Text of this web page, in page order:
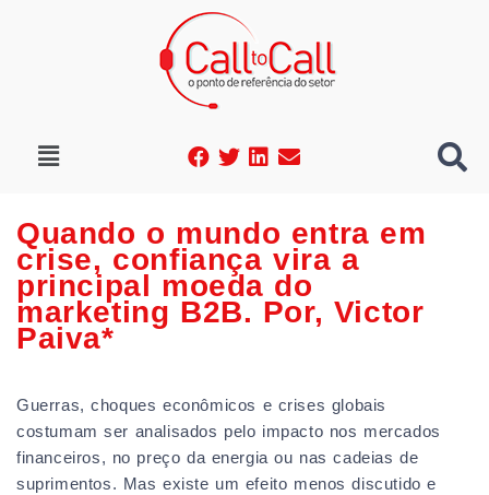
Quando o mundo entra em
crise, confiança vira a
principal moeda do
marketing B2B. Por, Victor
Paiva*
Guerras, choques econômicos e crises globais
costumam ser analisados pelo impacto nos mercados
financeiros, no preço da energia ou nas cadeias de
suprimentos. Mas existe um efeito menos discutido e